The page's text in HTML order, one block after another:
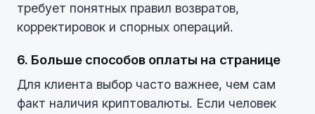
требует понятных правил возвратов,
корректировок и спорных операций.
6. Больше способов оплаты на странице
Для клиента выбор часто важнее, чем сам
факт наличия криптовалюты. Если человек